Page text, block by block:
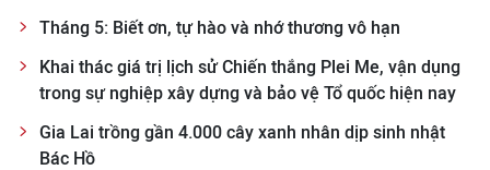
Tháng 5: Biết ơn, tự hào và nhớ thương vô hạn
Khai thác giá trị lịch sử Chiến thắng Plei Me, vận dụng
trong sự nghiệp xây dựng và bảo vệ Tổ quốc hiện nay
Gia Lai trồng gần 4.000 cây xanh nhân dịp sinh nhật
Bác Hồ